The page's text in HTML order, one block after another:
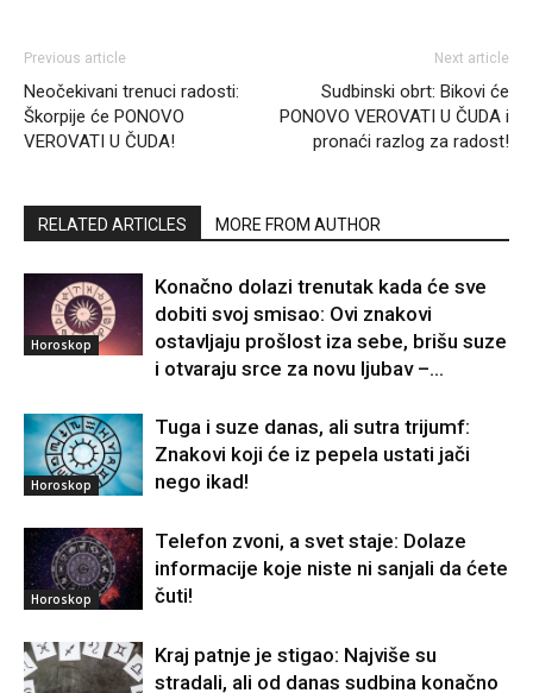
Previous article
Neočekivani trenuci radosti:
Škorpije će PONOVO
VEROVATI U ČUDA!
Next article
Sudbinski obrt: Bikovi će
PONOVO VEROVATI U ČUDA i
pronaći razlog za radost!
RELATED ARTICLES MORE FROM AUTHOR
Horoskop
Konačno dolazi trenutak kada će sve
dobiti svoj smisao: Ovi znakovi
ostavljaju prošlost iza sebe, brišu suze
i otvaraju srce za novu ljubav –...
Horoskop
Tuga i suze danas, ali sutra trijumf:
Znakovi koji će iz pepela ustati jači
nego ikad!
Horoskop
Telefon zvoni, a svet staje: Dolaze
informacije koje niste ni sanjali da ćete
čuti!
Kraj patnje je stigao: Najviše su
stradali, ali od danas sudbina konačno